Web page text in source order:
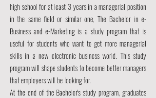
high school for at least 3 years in a managerial position
in the same field or similar one, The Bachelor in e-
Business and e-Marketing is a study program that is
useful for students who want to get more managerial
skills in a new electronic business world. This study
program will shape students to become better managers
that employers will be looking for.
At the end of the Bachelor's study program, graduates